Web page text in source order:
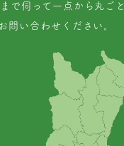
で伺って一点から丸ご
問い合わせください。